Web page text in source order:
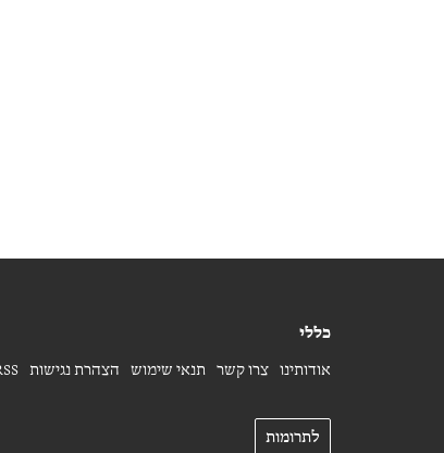
כללי
אודותינו צרו קשר תנאי שימוש הצהרת נגישות
לתרומות